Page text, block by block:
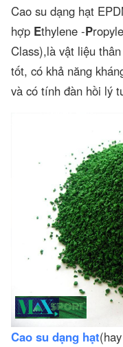
Cao su dạng hạt
hợp Ethylene -P
Class),là vật liệu
tốt, có khả năng
và có tính đàn hồi lý
Cao su dạng hạt(hay